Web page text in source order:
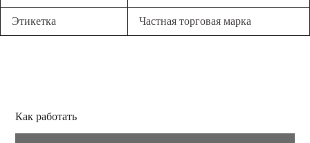
Этикетка Частная торговая марка
Как работать